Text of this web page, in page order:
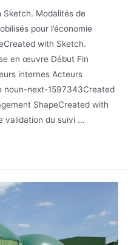
Modalités de
pour l’économie
with Sketch.
en œuvre Début Fin
internes Acteurs
noun-next-1597343Created
ShapeCreated with
validation du suivi …